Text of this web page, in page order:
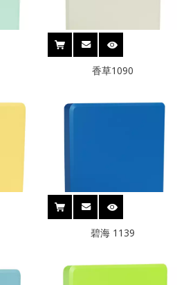
香草1090
碧海 1139